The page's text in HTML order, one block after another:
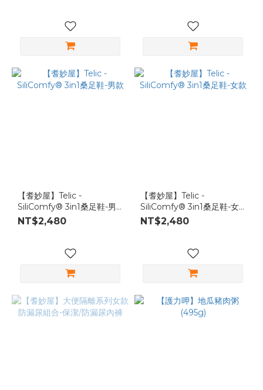
【耆妙屋】Telic -
SiliComfy® 3in1桑足鞋-男
款
NT$2,480
【耆妙屋】Telic -
SiliComfy® 3in1桑足鞋-女
款
NT$2,480